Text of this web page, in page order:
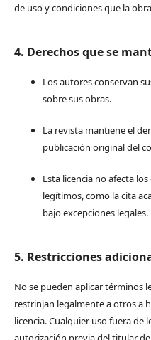
de uso y condiciones que la
4. Derechos que se
Los autores conservan
sobre sus obras.
La revista mantiene el
publicación original del
Esta licencia no afecta
legítimos, como la cita
bajo excepciones legales.
5. Restricciones
No se pueden aplicar términos
restrinjan legalmente a otros a
licencia. Cualquier uso fuera